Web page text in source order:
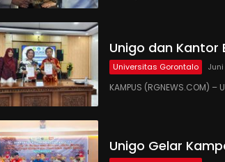
Unigo dan Kantor
Universitas Gorontalo
KAMPUS (RGNEWS.COM)
Unigo Gelar